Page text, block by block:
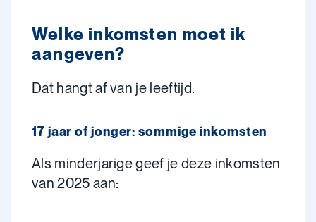
Welke inkomsten moet ik
aangeven?
Dat hangt af van je leeftijd.
17 jaar of jonger: sommige inkomsten
Als minderjarige geef je deze inkomsten
van 2025 aan: